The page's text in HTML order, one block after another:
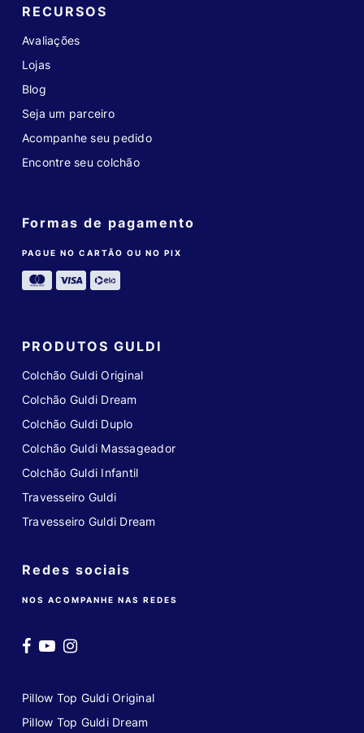
RECURSOS
Avaliações
Lojas
Blog
Seja um parceiro
Acompanhe seu pedido
Encontre seu colchão
Formas de pagamento
PAGUE NO CARTÃO OU NO PIX
PRODUTOS GULDI
Colchão Guldi Original
Colchão Guldi Dream
Colchão Guldi Duplo
Colchão Guldi Massageador
Colchão Guldi Infantil
Travesseiro Guldi
Travesseiro Guldi Dream
Redes sociais
NOS ACOMPANHE NAS REDES
Pillow Top Guldi Original
Pillow Top Guldi Dream